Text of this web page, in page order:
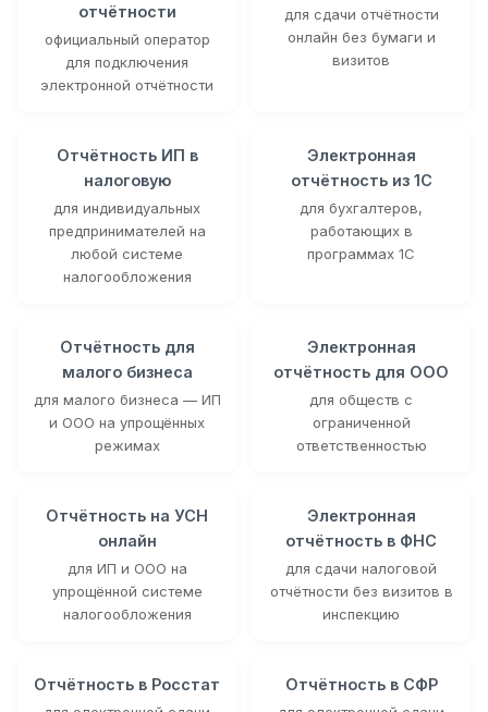
отчётности
официальный оператор
для подключения
электронной отчётности
для сдачи отчётности
онлайн без бумаги и
визитов
Отчётность ИП в
налоговую
для индивидуальных
предпринимателей на
любой системе
налогообложения
Электронная
отчётность из 1С
для бухгалтеров,
работающих в
программах 1С
Отчётность для
малого бизнеса
для малого бизнеса — ИП
и ООО на упрощённых
режимах
Электронная
отчётность для ООО
для обществ с
ограниченной
ответственностью
Отчётность на УСН
онлайн
для ИП и ООО на
упрощённой системе
налогообложения
Электронная
отчётность в ФНС
для сдачи налоговой
отчётности без визитов в
инспекцию
Отчётность в Росстат Отчётность в СФР